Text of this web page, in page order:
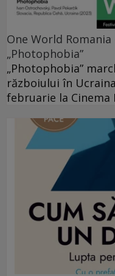
One World
„Photophobia”
„Photophobia”
războiului în
februarie la Cinema